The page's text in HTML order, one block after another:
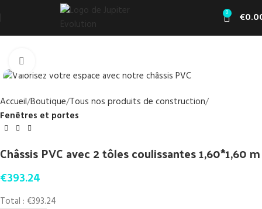
0 €
Accueil Boutique Tous nos produits de construction
Fenêtres et portes
Châssis PVC avec 2 tôles coulissantes 1,60*1,60 m
€393.24
Total : €393.24